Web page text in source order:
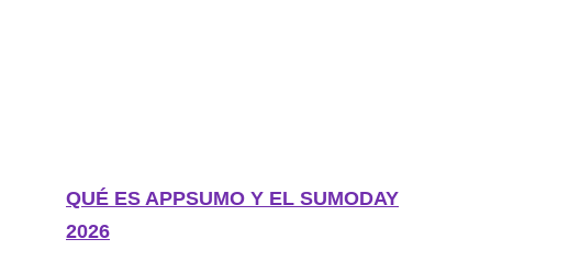
QUÉ ES APPSUMO Y EL SUMODAY
2026